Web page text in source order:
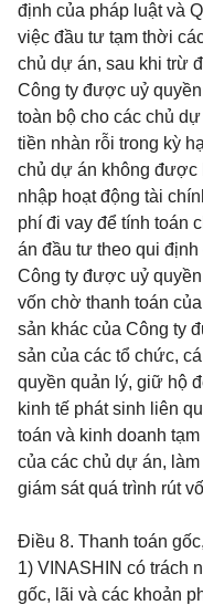
định của pháp luật và
việc đầu tư tạm thời
chủ dự án, sau khi trừ
Công ty được uỷ
toàn bộ cho các chủ
tiền nhàn rỗi trong kỳ
chủ dự án không được
nhập hoạt động tài
phí đi vay để tính toán
án đầu tư theo qui định
Công ty được uỷ
vốn chờ thanh toán
sản khác của Công ty
sản của các tổ chức,
quyền quản lý, giữ hộ
kinh tế phát sinh liên
toán và kinh doanh
của các chủ dự án,
giám sát quá trình rút
Điều 8. Thanh toán
1) VINASHIN có trách
gốc, lãi và các khoản